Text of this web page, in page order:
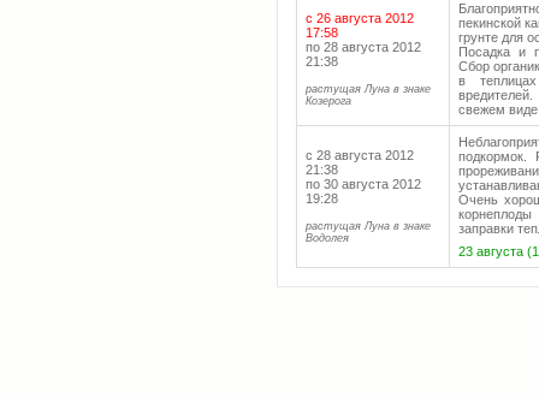
с 26 августа 2012
17:58
по 28 августа 2012
21:38
растущая Луна в знаке
Козерога
пекинской
грунте для
Посадка и
Сбор
в
свежем
с 28 августа 2012
21:38
по 30 августа 2012
19:28
растущая Луна в знаке
Водолея
подкормок.
Очень
заправки
23 августа (1